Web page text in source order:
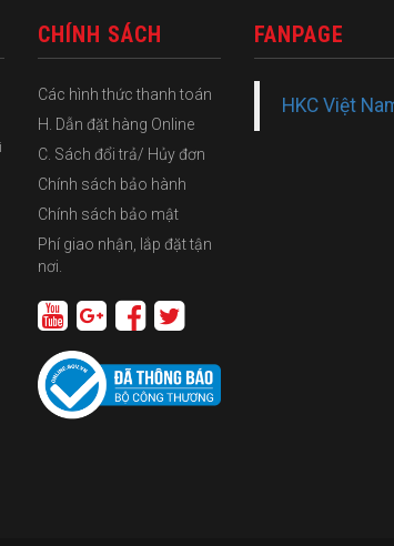
CHÍNH SÁCH
Các hình thức thanh toán
H. Dẫn đặt hàng Online
C. Sách đổi trả/ Hủy đơn
Chính sách bảo hành
Chính sách bảo mật
Phí giao nhận, lắp đặt tận
nơi.
FANPAGE
HKC Việt